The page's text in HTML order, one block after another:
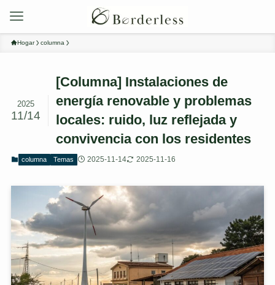
Hogar columna
[Columna] Instalaciones de
energía renovable y problemas
locales: ruido, luz reflejada y
convivencia con los residentes
2025
11/14
columna Temas 2025-11-14 2025-11-16